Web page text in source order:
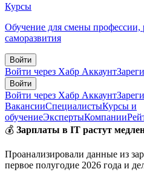
Курсы
Обучение для смены профессии,
саморазвития
Войти
Войти через Хабр Аккаунт
Войти
Войти через Хабр Аккаунт
ВакансииСпециалистыКурсы и
обучениеЭкспертыКомпании
💰 Зарплаты в IT растут
Проанализировали данные из
первое полугодие 2026 года и